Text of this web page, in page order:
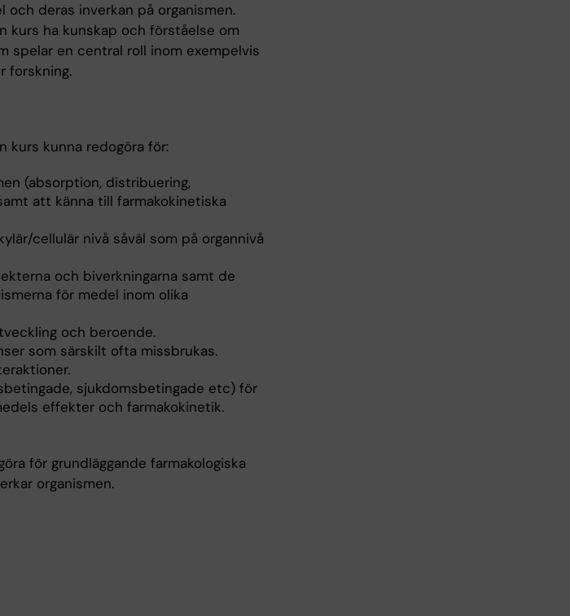
deras inverkan på organismen.
kurs ha kunskap och förståelse om
spelar en central roll inom exempelvis
forskning.
kurs kunna redogöra för:
(absorption, distribuering,
att känna till farmakokinetiska
cellulär nivå såväl som på organnivå
och biverkningarna samt de
för medel inom olika
och beroende.
som särskilt ofta missbrukas.
sjukdomsbetingade etc) för
effekter och farmakokinetik.
för grundläggande farmakologiska
organismen.